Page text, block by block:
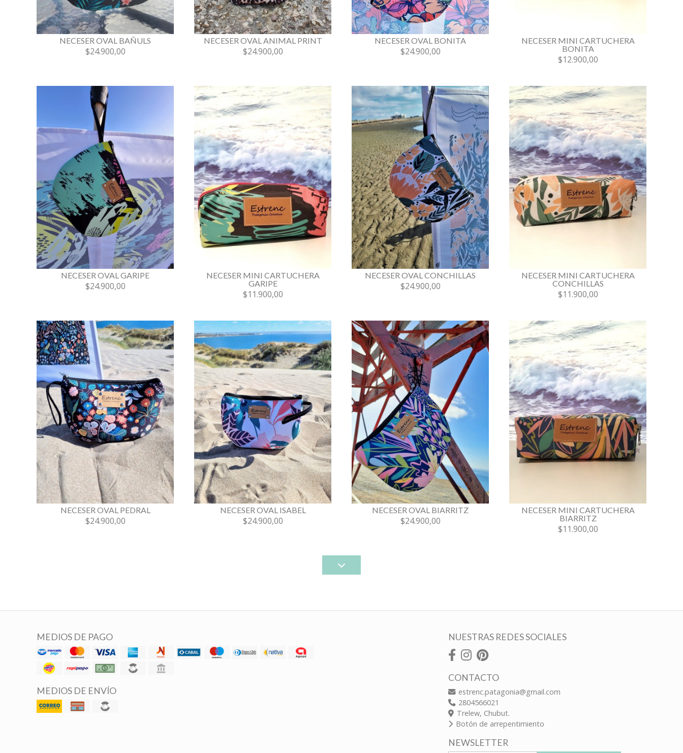
NECESER OVAL BAÑULS
$24.900,00
NECESER OVAL ANIMAL PRINT
$24.900,00
NECESER OVAL BONITA
$24.900,00
NECESER MINI CARTUCHERA
BONITA
$12.900,00
NECESER OVAL GARIPE
$24.900,00
NECESER MINI CARTUCHERA
GARIPE
$11.900,00
NECESER OVAL CONCHILLAS
$24.900,00
NECESER MINI CARTUCHERA
CONCHILLAS
$11.900,00
NECESER OVAL PEDRAL
$24.900,00
NECESER OVAL ISABEL
$24.900,00
NECESER OVAL BIARRITZ
$24.900,00
NECESER MINI CARTUCHERA
BIARRITZ
$11.900,00
MEDIOS DE PAGO
MEDIOS DE ENVÍO
NUESTRAS REDES SOCIALES
CONTACTO
estrenc.patagonia@gmail.com
2804566021
Trelew, Chubut.
Botón de arrepentimiento
NEWSLETTER